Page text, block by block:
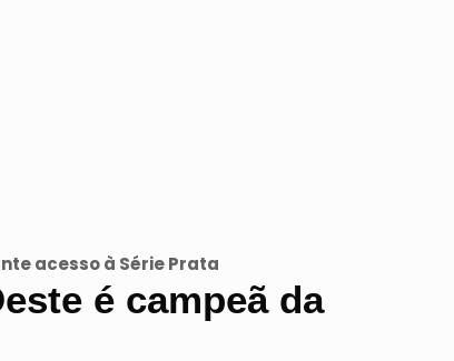
acesso à Série Prata
é campeã da